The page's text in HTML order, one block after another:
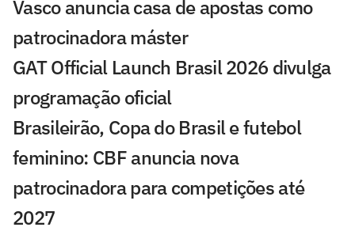
Vasco anuncia casa de apostas como
patrocinadora máster
GAT Official Launch Brasil 2026 divulga
programação oficial
Brasileirão, Copa do Brasil e futebol
feminino: CBF anuncia nova
patrocinadora para competições até
2027